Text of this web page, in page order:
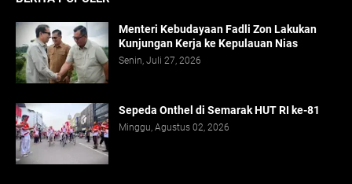
Menteri Kebudayaan Fadli Zon Lakukan
Kunjungan Kerja ke Kepulauan Nias
Senin, Juli 27, 2026
Sepeda Onthel di Semarak HUT RI ke-81
Minggu, Agustus 02, 2026